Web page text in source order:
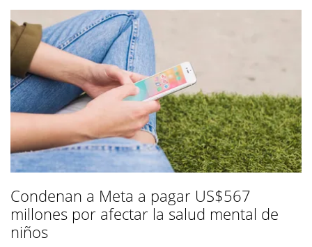
Condenan a Meta a pagar US$567
millones por afectar la salud mental de
niños